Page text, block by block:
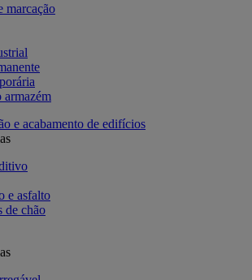
marcação
armazém
e acabamento de edifícios
e asfalto
de chão